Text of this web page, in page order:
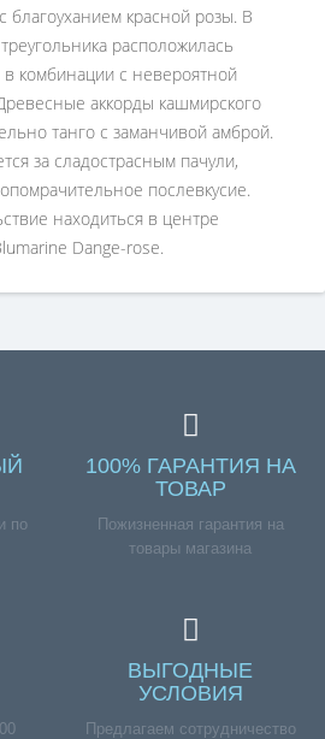
благоуханием красной розы. В
расположилась
комбинации с невероятной
аккорды кашмирского
танго с заманчивой амброй.
за сладострасным пачули,
послевкусие.
находиться в центре
Dange-rose.
по
100% ГАРАНТИЯ НА
ТОВАР
Пожизненная гарантия на
товары магазина
ВЫГОДНЫЕ
УСЛОВИЯ
Предлагаем сотрудничество